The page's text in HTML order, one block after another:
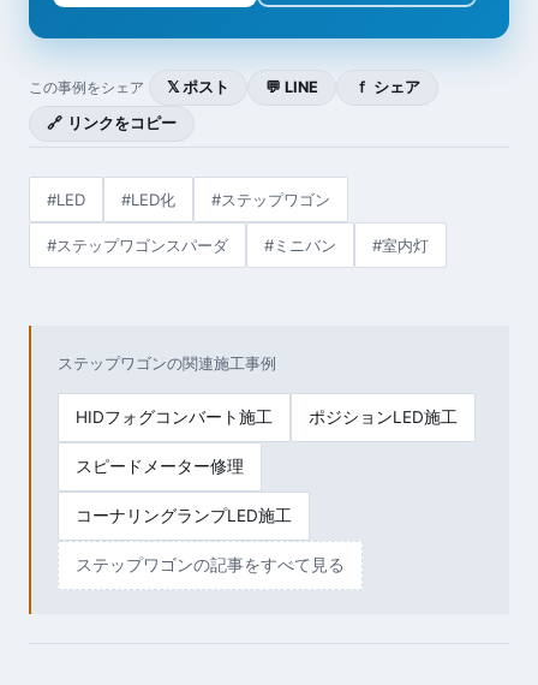
この事例をシェア 𝕏 ポスト 💬 LINE
ｆ シェア
🔗 リンクをコピー
#LED #LED化 #ステップワゴン
#ステップワゴンスパーダ #ミニバン #室内灯
ステップワゴンの関連施工事例
HIDフォグコンバート施工 ポジションLED施工
スピードメーター修理
コーナリングランプLED施工
ステップワゴンの記事をすべて見る